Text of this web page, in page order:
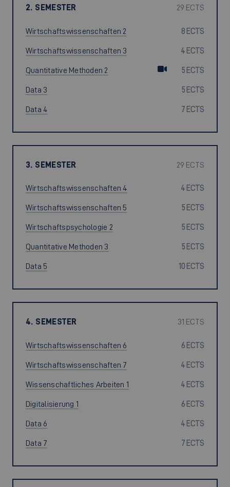
2. SEMESTER 29 ECTS
Wirtschaftswissenschaften 2 8 ECTS
Wirtschaftswissenschaften 3 4 ECTS
Quantitative Methoden 2 5 ECTS
Data 3 5 ECTS
Data 4 7 ECTS
3. SEMESTER 29 ECTS
Wirtschaftswissenschaften 4 4 ECTS
Wirtschaftswissenschaften 5 5 ECTS
Wirtschaftspsychologie 2 5 ECTS
Quantitative Methoden 3 5 ECTS
Data 5 10 ECTS
4. SEMESTER 31 ECTS
Wirtschaftswissenschaften 6 6 ECTS
Wirtschaftswissenschaften 7 4 ECTS
Wissenschaftliches Arbeiten 1 4 ECTS
Digitalisierung 1 6 ECTS
Data 6 4 ECTS
Data 7 7 ECTS